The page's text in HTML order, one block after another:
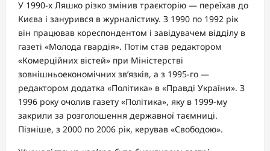
У 1990-х Ляшко різко змінив траєкторію — переїхав до
Києва і занурився в журналістику. З 1990 по 1992 рік
він працював кореспондентом і завідувачем відділу в
газеті «Молода гвардія». Потім став редактором
«Комерційних вістей» при Міністерстві
зовнішньоекономічних зв’язків, а з 1995-го —
редактором додатка «Політика» в «Правді України». З
1996 року очолив газету «Політика», яку в 1999-му
закрили за розголошення державної таємниці.
Пізніше, з 2000 по 2006 рік, керував «Свободою».